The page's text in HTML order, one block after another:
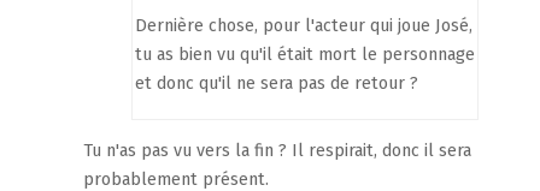
Dernière chose, pour l'acteur qui joue José,
tu as bien vu qu'il était mort le personnage
et donc qu'il ne sera pas de retour ?
Tu n'as pas vu vers la fin ? Il respirait, donc il sera
probablement présent.